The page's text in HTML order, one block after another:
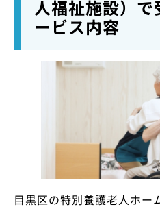
人福祉施設）
ービス内容
目黒区の特別養護老人ホー